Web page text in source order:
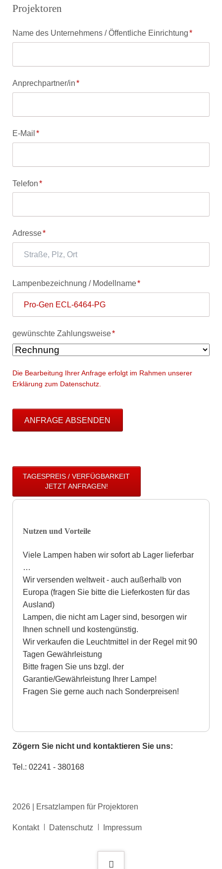
Projektoren
Pflichtfeld
Name des Unternehmens / Öffentliche Einrichtung*
Pflichtfeld
Anprechpartner/in*
Pflichtfeld
E-Mail*
Pflichtfeld
Telefon*
Pflichtfeld
Adresse*
Pflichtfeld
Lampenbezeichnung / Modellname*
Pflichtfeld
gewünschte Zahlungsweise*
Die Bearbeitung Ihrer Anfrage erfolgt im Rahmen unserer
Erklärung zum Datenschutz.
ANFRAGE ABSENDEN
TAGESPREIS / VERFÜGBARKEIT
JETZT ANFRAGEN!
Nutzen und Vorteile
Viele Lampen haben wir sofort ab Lager lieferbar
…
Wir versenden weltweit - auch außerhalb von
Europa (fragen Sie bitte die Lieferkosten für das
Ausland)
Lampen, die nicht am Lager sind, besorgen wir
Ihnen schnell und kostengünstig.
Wir verkaufen die Leuchtmittel in der Regel mit 90
Tagen Gewährleistung
Bitte fragen Sie uns bzgl. der
Garantie/Gewährleistung Ihrer Lampe!
Fragen Sie gerne auch nach Sonderpreisen!
Zögern Sie nicht und kontaktieren Sie uns:
Tel.: 02241 - 380168
2026 | Ersatzlampen für Projektoren
Navigation
Kontakt Datenschutz Impressum